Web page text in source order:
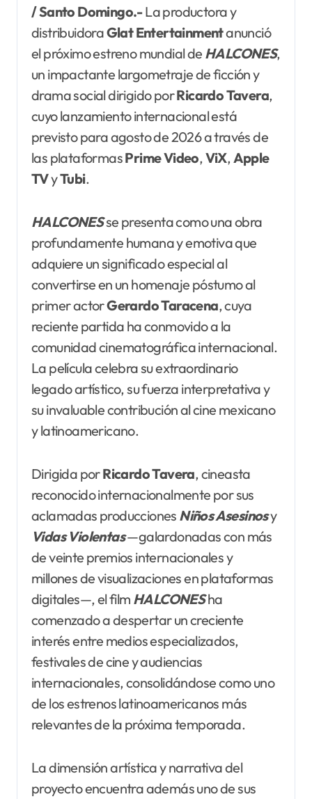
/ Santo Domingo.-La productora y
distribuidoraGlat Entertainmentanunció
el próximo estreno mundial de HALCONES,
un impactante largometraje de ficción y
drama social dirigido porRicardo Tavera,
cuyo lanzamiento internacional está
previsto para agosto de 2026 a través de
las plataformasPrime Video, ViX, Apple
TVyTubi.
HALCONESse presenta como una obra
profundamente humana y emotiva que
adquiere un significado especial al
convertirse en un homenaje póstumo al
primer actorGerardo Taracena, cuya
reciente partida ha conmovido a la
comunidad cinematográfica internacional.
La película celebra su extraordinario
legado artístico, su fuerza interpretativa y
su invaluable contribución al cine mexicano
y latinoamericano.
Dirigida porRicardo Tavera, cineasta
reconocido internacionalmente por sus
aclamadas producciones Niños Asesinosy
Vidas Violentas—galardonadas con más
de veinte premios internacionales y
millones de visualizaciones en plataformas
digitales—, el film HALCONESha
comenzado a despertar un creciente
interés entre medios especializados,
festivales de cine y audiencias
internacionales, consolidándose como uno
de los estrenos latinoamericanos más
relevantes de la próxima temporada.
La dimensión artística y narrativa del
proyecto encuentra además uno de sus